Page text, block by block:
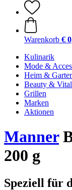
Warenkorb €
Kulinarik
Mode &
Heim &
Beauty &
Grillen
Marken
Aktionen
Manner
200 g
Speziell für